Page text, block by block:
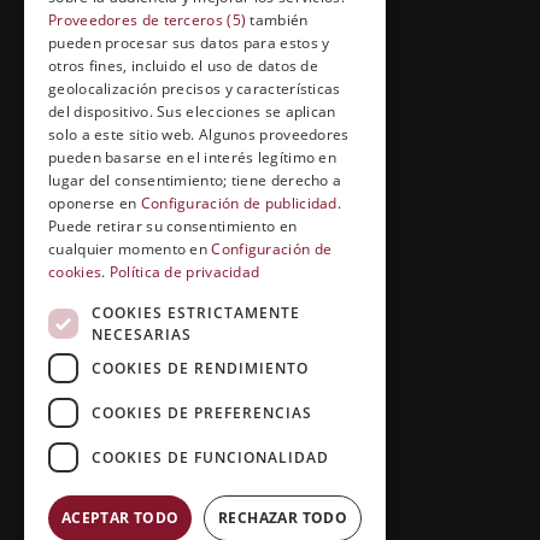
Formación abierta
Cuídate con Grupo Esneca
Entrevistas profesionales
EL RINCÓN DEL ALUMNO
Conócenos
Preguntas y respuestas
Clases virtuales
Copyright © 2026 |Grupo Esneca TV
Proveedores de terceros (5) también
pueden procesar sus datos para estos y
otros fines, incluido el uso de datos de
geolocalización precisos y características
del dispositivo. Sus elecciones se aplican
solo a este sitio web. Algunos proveedores
pueden basarse en el interés legítimo en
lugar del consentimiento; tiene derecho a
oponerse en Configuración de publicidad.
Puede retirar su consentimiento en
cualquier momento enConfiguración de
cookies. Política de privacidad
COOKIES ESTRICTAMENTE
NECESARIAS
COOKIES DE RENDIMIENTO
COOKIES DE PREFERENCIAS
COOKIES DE FUNCIONALIDAD
ACEPTAR TODO RECHAZAR TODO